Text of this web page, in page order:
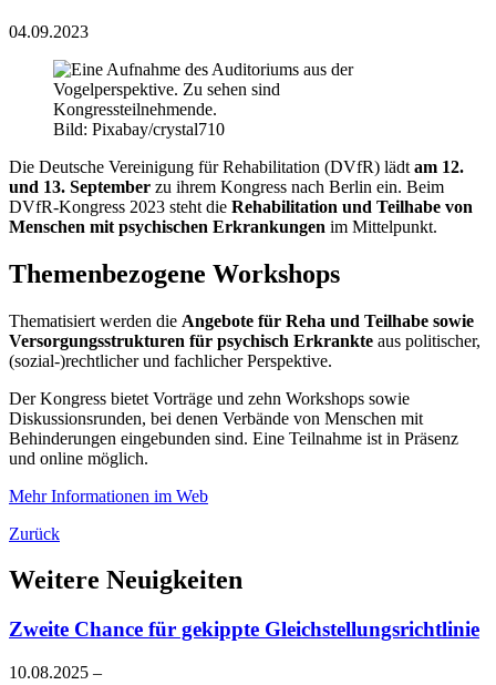
04.09.2023
Bild: Pixabay/crystal710
Die Deutsche Vereinigung für Rehabilitation (DVfR) lädt am 12.
und 13. September zu ihrem Kongress nach Berlin ein. Beim
DVfR-Kongress 2023 steht die Rehabilitation und Teilhabe von
Menschen mit psychischen Erkrankungen im Mittelpunkt.
Themenbezogene Workshops
Thematisiert werden die Angebote für Reha und Teilhabe sowie
Versorgungsstrukturen für psychisch Erkrankte aus politischer,
(sozial-)rechtlicher und fachlicher Perspektive.
Der Kongress bietet Vorträge und zehn Workshops sowie
Diskussionsrunden, bei denen Verbände von Menschen mit
Behinderungen eingebunden sind. Eine Teilnahme ist in Präsenz
und online möglich.
Mehr Informationen im Web
Zurück
Weitere Neuigkeiten
Zweite Chance für gekippte Gleichstellungsrichtlinie
10.08.2025 –